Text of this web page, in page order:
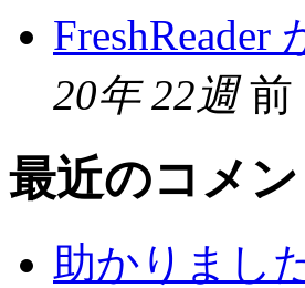
FreshReader
20年 22週前
最近のコメン
助かりまし